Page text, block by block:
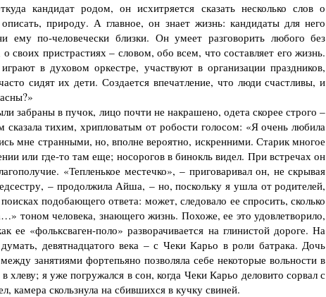
кандидат родом, он исхитряется сказать несколько слов о
природу. А главное, он знает жизнь: кандидаты для него
по-человечески близки. Он умеет разговорить любого без
своих пристрастиях – словом, обо всем, что составляет его жизнь.
в духовом оркестре, участвуют в организации праздников,
сидят их дети. Создается впечатление, что люди счастливы, и
забра­ны в пучок, лицо почти не накрашено, одета скорее строго –
сказала тихим, хрип­ловатым от робости голосом: «Я очень любила
мне странными, но, вполне веро­ятно, искренними. Старик многое
или где-то там еще; носорогов в бинокль ви­дел. При встречах он
«Тепленькое местечко», – приговаривал он, не скрывая
– продолжила Айша, – но, поскольку я ушла от родителей,
подобающего ответа: может, следовало ее спросить, сколько
тоном человека, знаю­щего жизнь. Похоже, ее это удовлетворило,
«фольксваген-поло» разворачивается на глинистой дороге. На
девятнадцатого века – с Чеки Карьо в роли батра­ка. Дочь
занятиями фортепьяно позволяла себе некоторые вольности в
я уже погружался в сон, когда Чеки Карьо деловито сорвал с
камера скользнула на сбившихся в кучку свиней.